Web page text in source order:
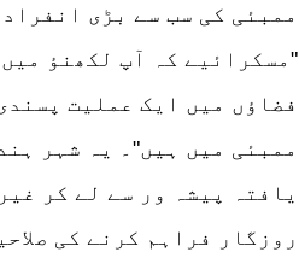
ممبئی کی سب سے بڑی
"مسکرائیے کہ آپ لکھنؤ
فضاؤں میں ایک عملیت
ممبئی میں ہیں"۔ یہ شہر
یافتہ پیشہ ور سے لے کر
روزگار فراہم کرنے کی